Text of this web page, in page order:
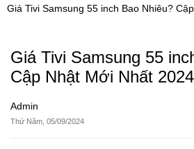
Giá Tivi Samsung 55 inch Bao Nhiêu?
Giá Tivi Samsung 55
Cập Nhật Mới Nhất 2024
Admin
Thứ Năm, 05/09/2024